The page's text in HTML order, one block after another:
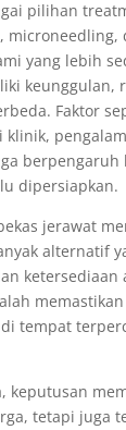
pilihan
microneedling,
yang lebih
keunggulan,
Faktor
klinik,
berpengaruh
dipersiapkan.
jerawat
alternatif
ketersediaan
tempat
keputusan
tetapi juga